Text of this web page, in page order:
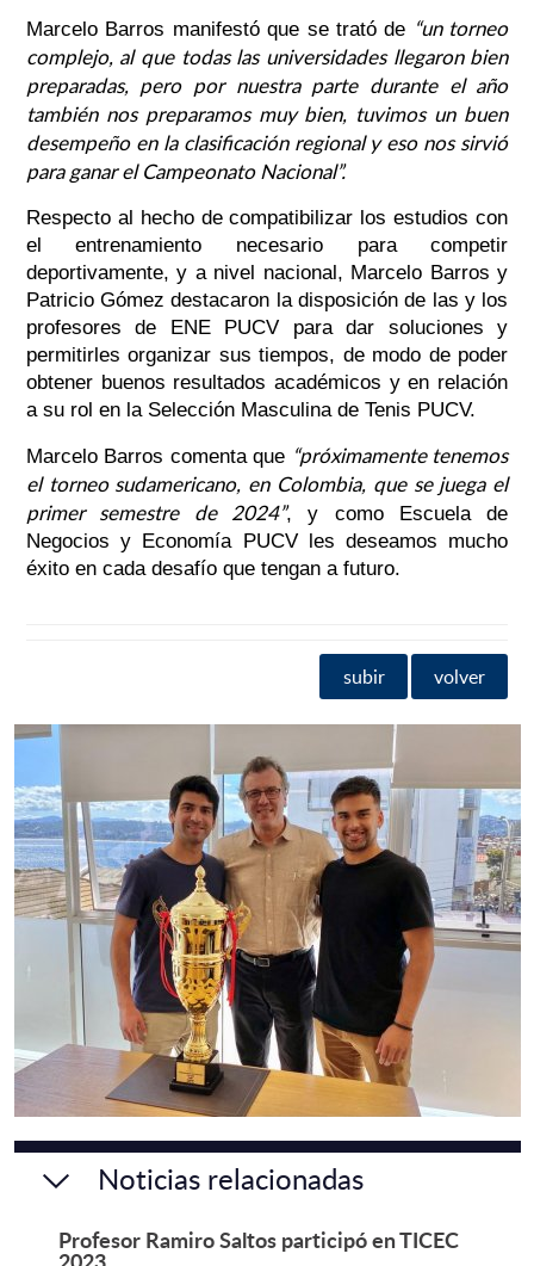
Marcelo Barros manifestó que se trató de “un torneo
complejo, al que todas las universidades llegaron bien
preparadas, pero por nuestra parte durante el año
también nos preparamos muy bien, tuvimos un buen
desempeño en la clasificación regional y eso nos sirvió
para ganar el Campeonato Nacional”.
Respecto al hecho de compatibilizar los estudios con
el entrenamiento necesario para competir
deportivamente, y a nivel nacional, Marcelo Barros y
Patricio Gómez destacaron la disposición de las y los
profesores de ENE PUCV para dar soluciones y
permitirles organizar sus tiempos, de modo de poder
obtener buenos resultados académicos y en relación
a su rol en la Selección Masculina de Tenis PUCV.
Marcelo Barros comenta que “próximamente tenemos
el torneo sudamericano, en Colombia, que se juega el
primer semestre de 2024”, y como Escuela de
Negocios y Economía PUCV les deseamos mucho
éxito en cada desafío que tengan a futuro.
subir volver
Noticias relacionadas
Profesor Ramiro Saltos participó en TICEC